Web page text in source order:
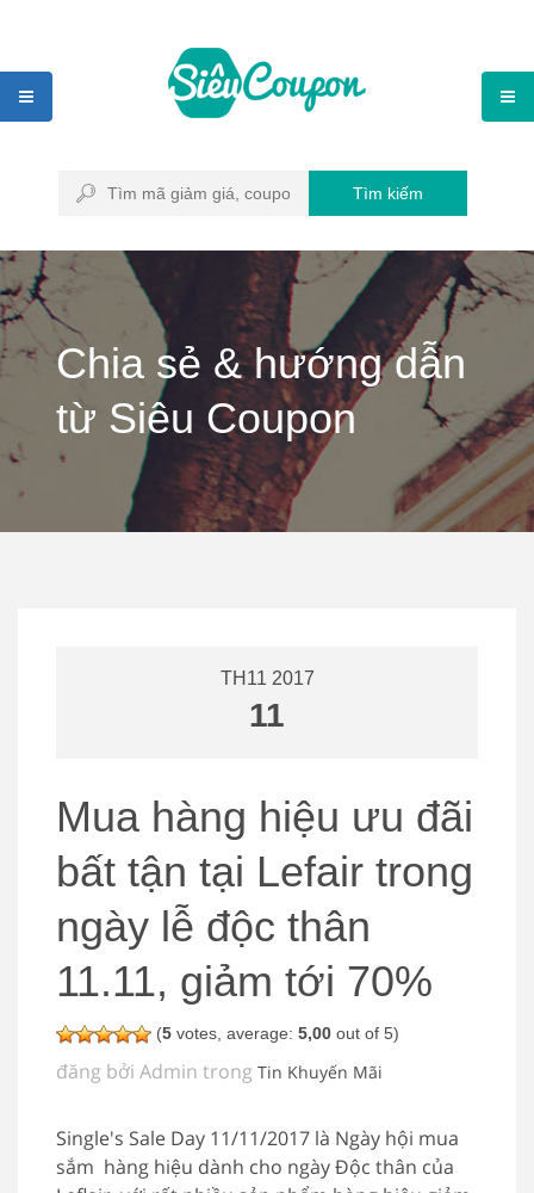
Tìm kiếm
Chia sẻ & hướng dẫn
từ Siêu Coupon
TH11 2017
11
Mua hàng hiệu ưu đãi
bất tận tại Lefair trong
ngày lễ độc thân
11.11, giảm tới 70%
(5 votes, average: 5,00 out of 5)
đăng bởi Admin trong Tin Khuyến Mãi
Single's Sale Day 11/11/2017 là Ngày hội mua
sắm hàng hiệu dành cho ngày Độc thân của